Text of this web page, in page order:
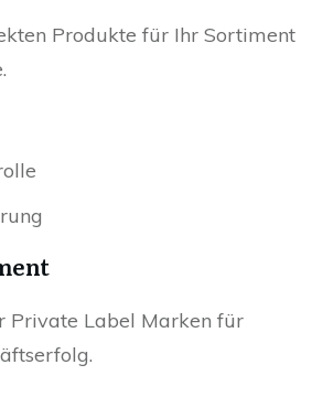
Produkte für Ihr Sortiment
Private Label Marken für